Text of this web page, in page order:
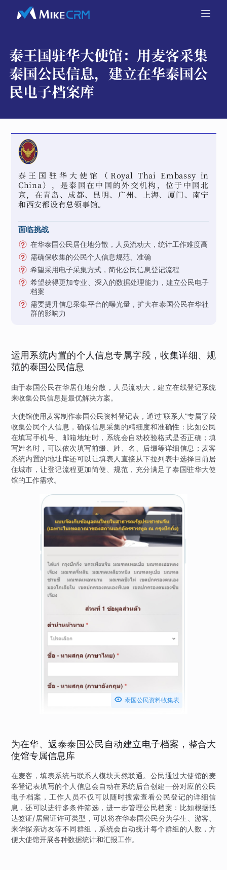
泰王国驻华大使馆： 用麦客采集
泰国公民信息，建立在华泰国公
民电子档案库
泰王国驻华大使馆（Royal Thai Embassy in
China），是泰国在中国的外交机构，位于中国北
京，在青岛、成都、昆明、广州、上海、厦门、南宁
和西安都设有总领事馆。
面临挑战
在华泰国公民居住地分散，人员流动大，统计工作难度高
需确保收集的公民个人信息规范、准确
希望采用电子采集方式，简化公民信息登记流程
希望获得更加专业、深入的数据处理能力，建立公民电子
档案
需要提升信息采集平台的曝光量，扩大在泰国公民在华社
群的影响力
运用系统内置的个人信息专属字段，收集详细、规
范的泰国公民信息
由于泰国公民在华居住地分散，人员流动大，建立在线登记系统
来收集公民信息是最优解决方案。
大使馆使用麦客制作泰国公民资料登记表，通过“联系人”专属字段
收集公民个人信息，确保信息采集的精细度和准确性：比如公民
在填写手机号、邮箱地址时，系统会自动校验格式是否正确；填
写姓名时，可以依次填写前缀、姓、名、后缀等详细信息；麦客
系统内置的地址库还可以让填表人直接从下拉列表中选择目前居
住城市，让登记流程更加简便、规范，充分满足了泰国驻华大使
馆的工作需求。
 泰国公民资料收集表
为在华、返泰泰国公民自动建立电子档案，整合大
使馆专属信息库
在麦客，填表系统与联系人模块天然联通。公民通过大使馆的麦
客登记表填写的个人信息会自动在系统后台创建一份对应的公民
电子档案，工作人员不仅可以随时搜索查看公民登记的详细信
息，还可以进行多条件筛选，进一步管理公民档案：比如根据抵
达签证/居留证许可类型，可以将在华泰国公民分为学生、游客、
来华探亲访友等不同群组，系统会自动统计每个群组的人数，方
便大使馆开展各种数据统计和汇报工作。